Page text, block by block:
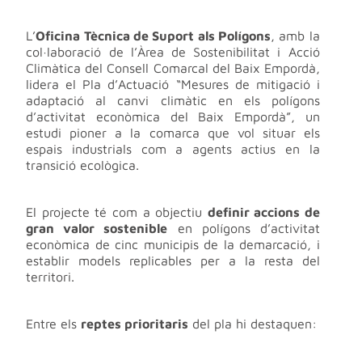
L’Oficina Tècnica de Suport als Polígons, amb la
col·laboració de l’Àrea de Sostenibilitat i Acció
Climàtica del Consell Comarcal del Baix Empordà,
lidera el Pla d’Actuació “Mesures de mitigació i
adaptació al canvi climàtic en els polígons
d’activitat econòmica del Baix Empordà”, un
estudi pioner a la comarca que vol situar els
espais industrials com a agents actius en la
transició ecològica.
El projecte té com a objectiu definir accions de
gran valor sostenible en polígons d’activitat
econòmica de cinc municipis de la demarcació, i
establir models replicables per a la resta del
territori.
Entre els reptes prioritaris del pla hi destaquen: